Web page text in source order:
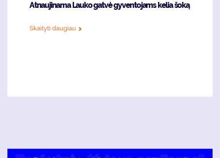
Atnaujinama Lauko gatvė gyventojams kelia šoką
Skaityti daugiau